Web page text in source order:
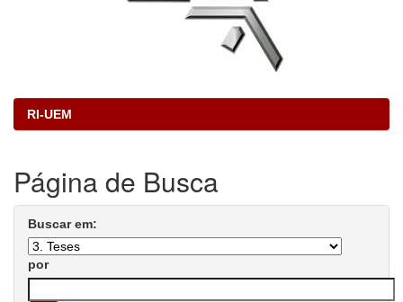
RI-UEM
Página de Busca
Buscar em:
por